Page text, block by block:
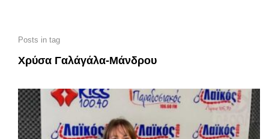
Posts in tag
Χρύσα Γαλάγάλα-Μάνδρου